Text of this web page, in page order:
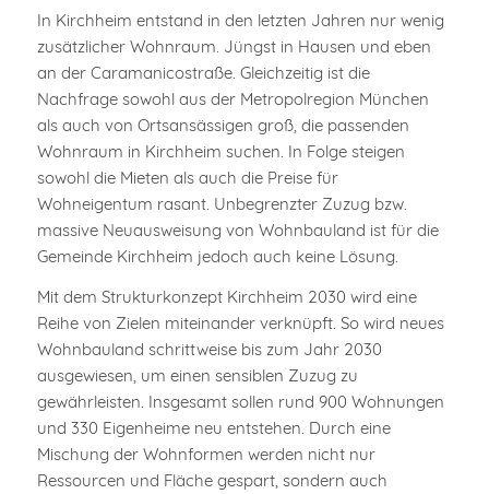
In Kirchheim entstand in den letzten Jahren nur wenig
zusätzlicher Wohnraum. Jüngst in Hausen und eben
an der Caramanicostraße. Gleichzeitig ist die
Nachfrage sowohl aus der Metropolregion München
als auch von Ortsansässigen groß, die passenden
Wohnraum in Kirchheim suchen. In Folge steigen
sowohl die Mieten als auch die Preise für
Wohneigentum rasant. Unbegrenzter Zuzug bzw.
massive Neuausweisung von Wohnbauland ist für die
Gemeinde Kirchheim jedoch auch keine Lösung.
Mit dem Strukturkonzept Kirchheim 2030 wird eine
Reihe von Zielen miteinander verknüpft. So wird neues
Wohnbauland schrittweise bis zum Jahr 2030
ausgewiesen, um einen sensiblen Zuzug zu
gewährleisten. Insgesamt sollen rund 900 Wohnungen
und 330 Eigenheime neu entstehen. Durch eine
Mischung der Wohnformen werden nicht nur
Ressourcen und Fläche gespart, sondern auch